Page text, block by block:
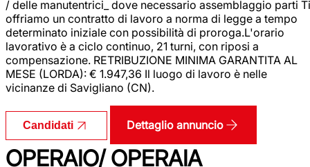
/ delle manutentrici_ dove necessario assemblaggio parti Ti
offriamo un contratto di lavoro a norma di legge a tempo
determinato iniziale con possibilità di proroga.L'orario
lavorativo è a ciclo continuo, 21 turni, con riposi a
compensazione. RETRIBUZIONE MINIMA GARANTITA AL
MESE (LORDA): € 1.947,36 Il luogo di lavoro è nelle
vicinanze di Savigliano (CN).
Candidati Dettaglio annuncio
OPERAIO/ OPERAIA